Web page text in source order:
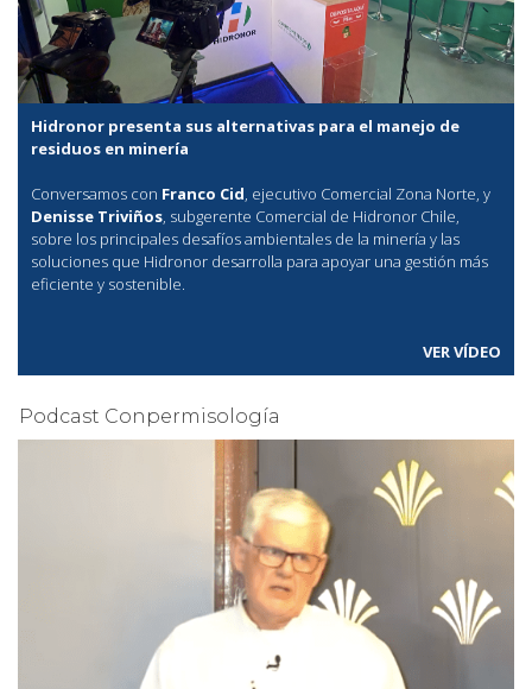
Hidronor presenta sus alternativas para el manejo de
residuos en minería
Conversamos con Franco Cid, ejecutivo Comercial Zona Norte, y
Denisse Triviños, subgerente Comercial de Hidronor Chile,
sobre los principales desafíos ambientales de la minería y las
soluciones que Hidronor desarrolla para apoyar una gestión más
eficiente y sostenible.
VER VÍDEO
Podcast Conpermisología